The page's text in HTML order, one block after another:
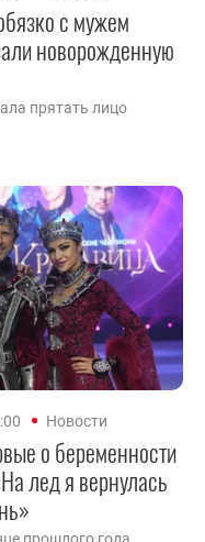
с мужем
новорожденную
прятать лицо
Новости
о беременности
лед я вернулась